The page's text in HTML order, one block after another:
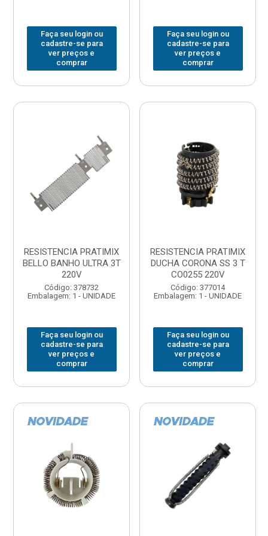
Faça seu login ou
cadastre-se para
ver preços e
comprar
Faça seu login ou
cadastre-se para
ver preços e
comprar
RESISTENCIA PRATIMIX
BELLO BANHO ULTRA 3T
220V
Código: 378732
Embalagem: 1 - UNIDADE
Faça seu login ou
cadastre-se para
ver preços e
comprar
RESISTENCIA PRATIMIX
DUCHA CORONA SS 3 T
CO0255 220V
Código: 377014
Embalagem: 1 - UNIDADE
Faça seu login ou
cadastre-se para
ver preços e
comprar